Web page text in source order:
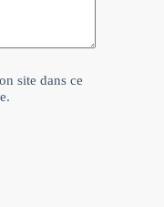
site dans ce